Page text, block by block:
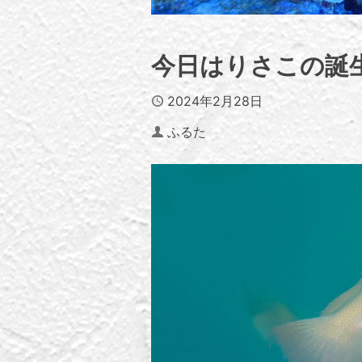
今日はりさこの誕
Published
2024年2月28日
Author
ふるた